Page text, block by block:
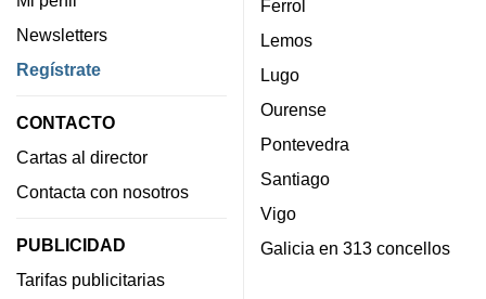
Newsletters
Regístrate
CONTACTO
Cartas al director
Contacta con nosotros
PUBLICIDAD
Tarifas publicitarias
Ferrol
Lemos
Lugo
Ourense
Pontevedra
Santiago
Vigo
Galicia en 313 concellos